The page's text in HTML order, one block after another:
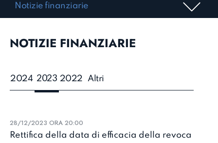
Notizie finanziarie
NOTIZIE FINANZIARIE
2024 2023 2022 Altri
28/12/2023 ORA 20:00
Rettifica della data di efficacia della revoca